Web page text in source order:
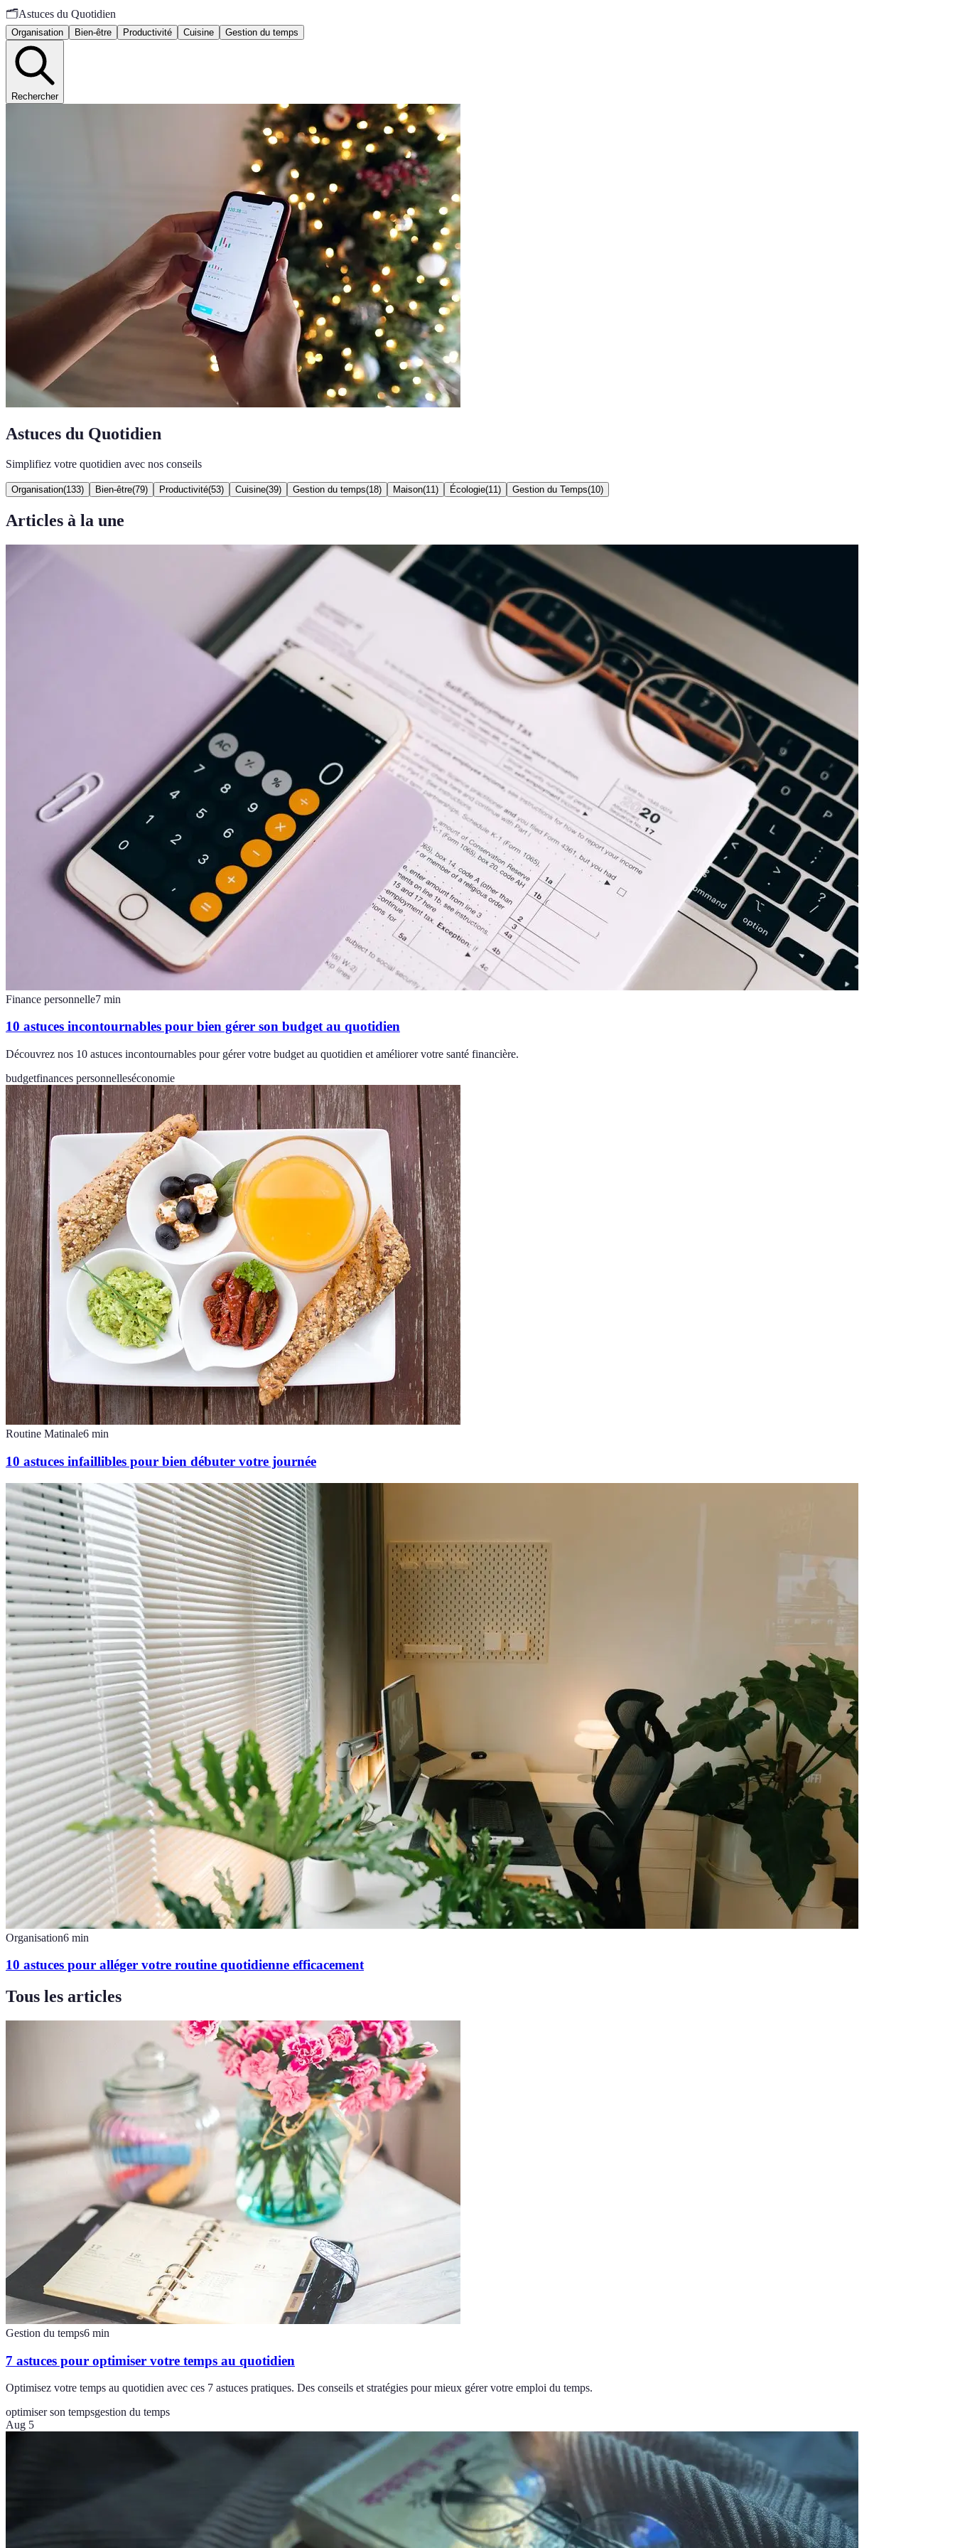
🗂️Astuces du Quotidien
Organisation Bien-être Productivité Cuisine Gestion du temps
Rechercher
Astuces du Quotidien
Simplifiez votre quotidien avec nos conseils
Organisation(133) Bien-être(79) Productivité(53) Cuisine(39) Gestion du temps(18) Maison(11 ) Écologie(11 ) Gestion du Temps(10)
Articles à la une
Finance personnelle7 min
10 astuces incontournables pour bien gérer son budget au quotidien
Découvrez nos 10 astuces incontournables pour gérer votre budget au quotidien et améliorer votre santé financière.
budgetfinances personnelleséconomie
Routine Matinale6 min
10 astuces infaillibles pour bien débuter votre journée
Organisation6 min
10 astuces pour alléger votre routine quotidienne efficacement
Tous les articles
Gestion du temps6 min
7 astuces pour optimiser votre temps au quotidien
Optimisez votre temps au quotidien avec ces 7 astuces pratiques. Des conseils et stratégies pour mieux gérer votre emploi du temps.
optimiser son tempsgestion du temps
Aug 5